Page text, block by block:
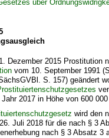
über
Dezember 2015 Prostitution
vom 10. September 1991
S. 157) geändert
2017 in Höhe von 600
wird den
Juli 2018 für die nach § 3
nach § 3 Absatz 3